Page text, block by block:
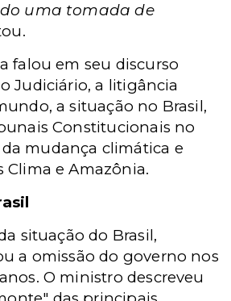
uma tomada de
falou em seu discurso
Judiciário, a litigância
a situação no Brasil,
Constitucionais no
mudança climática e
Clima e Amazônia.
situação do Brasil,
a omissão do governo nos
O ministro descreveu